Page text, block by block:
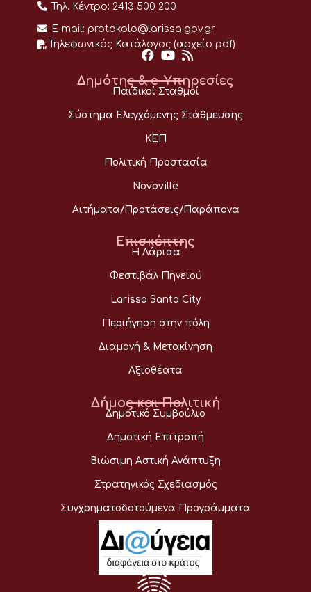
Τηλ. Κέντρο: 2413 500 200
E-mail: protokolo@larissa.gov.gr
Τηλεφωνικός Κατάλογος (αρχείο pdf)
Δημότης & e-Υπηρεσίες
Παιδικοί Σταθμοί
Σύστημα Ελεγχόμενης Στάθμευσης
ΚΕΠ
Πολιτική Προστασία
Novoville
Αιτήματα/Προτάσεις/Παράπονα
Επισκέπτης
Η Λάρισα
Φεστιβάλ Πηνειού
Larissa Santa City
Περιήγηση στην πόλη
Διαμονή & Μετακίνηση
Αξιοθέατα
Δήμος και Πολιτική
Δημοτικό Συμβούλιο
Δημοτική Επιτροπή
Βιώσιμη Αστική Ανάπτυξη
Στρατηγικός Σχεδιασμός
Συγχρηματοδοτούμενα Προγράμματα